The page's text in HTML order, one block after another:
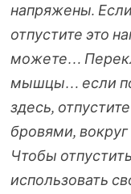
напряжены.
отпустите это
можете…
мышцы… если
здесь,
бровями,
Чтобы
использовать